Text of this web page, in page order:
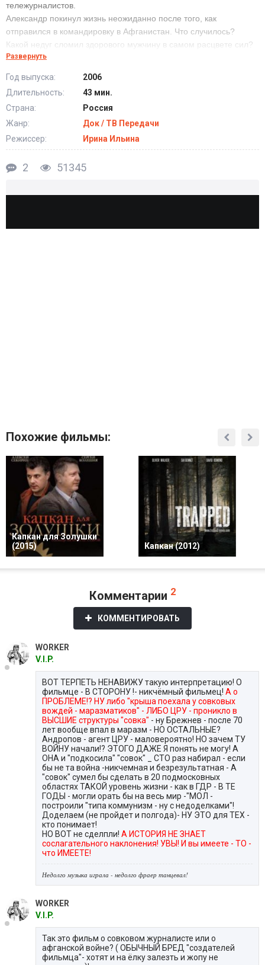
тележурналистов.
Александр покинул жизнь неожиданно после того, как
отправился в командировку в Афганистан. Что случилось?
Какой недуг сломил здорового мужчину в самом расцвете сил?
Авторы фильма расскажут о публичной и частной жизни
опасных профессий. В чем загадка его обаяния? Авторы
фильма попытаются ответить на все эти вопросы.
Развернуть
Год выпуска:
2006
Длительность:
43 мин.
Страна:
Россия
Жанр:
Док / ТВ Передачи
Режиссер:
Ирина Ильина
2 51345
Похожие фильмы:
Капкан для Золушки
(2015)
Капкан (2012)
Комментарии 2
КОММЕНТИРОВАТЬ
WORKER
V.I.P.
ВОТ ТЕРПЕТЬ НЕНАВИЖУ такую интерпретацию! О
фильмце - В СТОРОНУ !- никчёмный фильмец! А о
ПРОБЛЕМЕ!? НУ либо "крыша поехала у совковых
вождей - маразматиков" - ЛИБО ЦРУ - проникло в
ВЫСШИЕ структуры "совка" - ну Брежнев - после 70
лет вообще впал в маразм - НО ОСТАЛЬНЫЕ?
Андропов - агент ЦРУ - маловероятно! НО зачем ТУ
ВОЙНУ начали!? ЭТОГО ДАЖЕ Я понять не могу! А
ОНА и "подкосила" "совок" _ СТО раз набирал - если
бы не та война -никчемная и безрезультатная - А
"совок" сумел бы сделать в 20 подмосковных
областях ТАКОЙ уровень жизни - как в ГДР - В ТЕ
ГОДЫ - могли орать бы на весь мир -"МОЛ -
построили "типа коммунизм - ну с недоделками"!
Доделаем (не пройдет и полгода)- НУ ЭТО для ТЕХ -
кто понимает!
НО ВОТ не сделпли! А ИСТОРИЯ НЕ ЗНАЕТ
сослагательного наклонения! УВЫ! И вы имеете - ТО -
что ИМЕЕТЕ!
Недолго музыка играла - недолго фраер танцевал!
WORKER
V.I.P.
Так это фильм о совковом журналисте или о
афганской войне? ( ОБЫЧНЫЙ БРЕД "создателей
фильмца"- хотят и на ёлку залезть и жопу не